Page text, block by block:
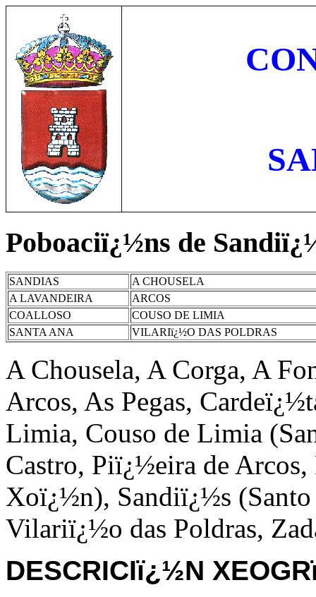
Poboaciï¿½ns de
SANDIAS
A CHOUSELA
A LAVANDEIRA
ARCOS
COALLOSO
COUSO DE LIMIA
SANTA ANA
VILARIï¿½O DAS POLDRAS
A Chousela, A Corga, A
Arcos, As Pegas,
Limia, Couso de Limia
Castro, Piï¿½eira de
Xoï¿½n), Sandiï¿½s
Vilariï¿½o das Poldras,
DESCRICIï¿½N